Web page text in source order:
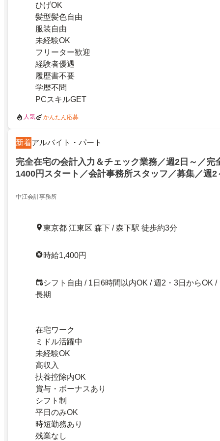
ひげOK
髪型髪色自由
服装自由
未経験OK
フリーター歓迎
経験者優遇
履歴書不要
学歴不問
PCスキルGET
人気 かんたん応募
新着アルバイト・パート
完全在宅の会計入力＆チェック業務／週2日～／完
1400円スタート／会計事務所スタッフ／募集／週
中
中江会計事務所
東京都 江東区 森下 / 森下駅 徒歩約3分
時給1,400円
シフト自由 / 1日6時間以内OK / 週2・3日からOK /
長期
在宅ワーク
ミドル活躍中
未経験OK
高収入
扶養控除内OK
賞与・ボーナスあり
シフト制
平日のみOK
時短勤務あり
残業なし